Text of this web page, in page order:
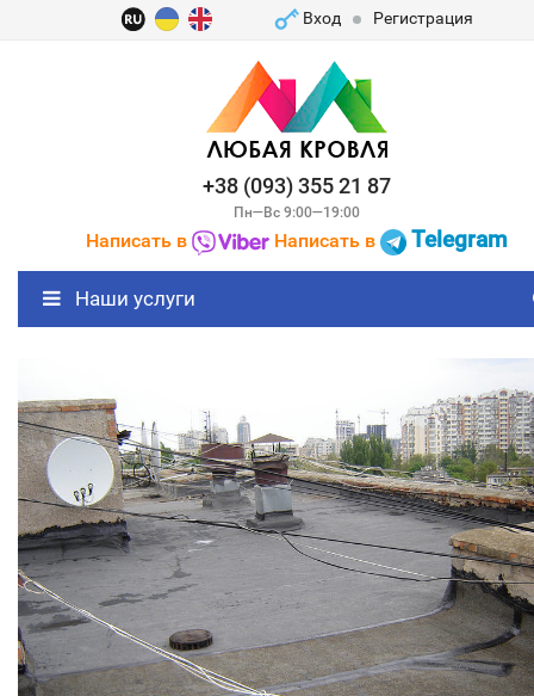
Вход Регистрация
+38 (093) 355 21 87
Пн—Вс 9:00—19:00
Написать в Написать в Telegram
Наши услуги